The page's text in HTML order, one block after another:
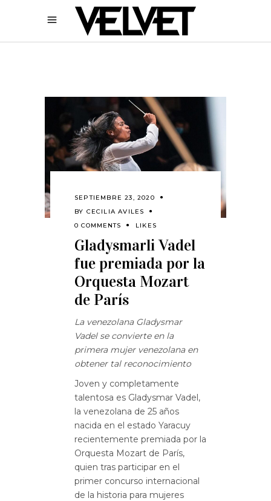
SEPTIEMBRE 23, 2020
BY CECILIA AVILES
0 COMMENTS
LIKES
Gladysmarli Vadel
fue premiada por la
Orquesta Mozart
de París
La venezolana Gladysmar
Vadel se convierte en la
primera mujer venezolana en
obtener tal reconocimiento
Joven y completamente
talentosa es Gladysmar Vadel,
la venezolana de 25 años
nacida en el estado Yaracuy
recientemente premiada por la
Orquesta Mozart de París,
quien tras participar en el
primer concurso internacional
de la historia para mujeres